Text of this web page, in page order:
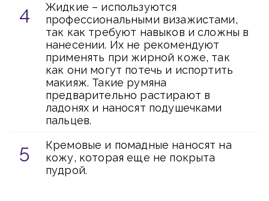
Жидкие – используются
профессиональными визажистами,
так как требуют навыков и сложны в
нанесении. Их не рекомендуют
применять при жирной коже, так
как они могут потечь и испортить
макияж. Такие румяна
предварительно растирают в
ладонях и наносят подушечками
пальцев.
Кремовые и помадные наносят на
кожу, которая еще не покрыта
пудрой.